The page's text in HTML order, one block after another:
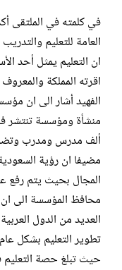
في كلمته في الملتقى
العامة للتعليم
ان التعليم يمثل أحد
محافظ المؤسسة الى ان
العديد من الدول
تطوير التعليم بشكل
حيث تبلغ حصة التعليم